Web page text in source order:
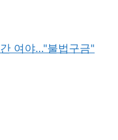
여야…"불법구금"